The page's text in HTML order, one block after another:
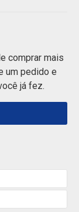
comprar mais
um pedido e
já fez.